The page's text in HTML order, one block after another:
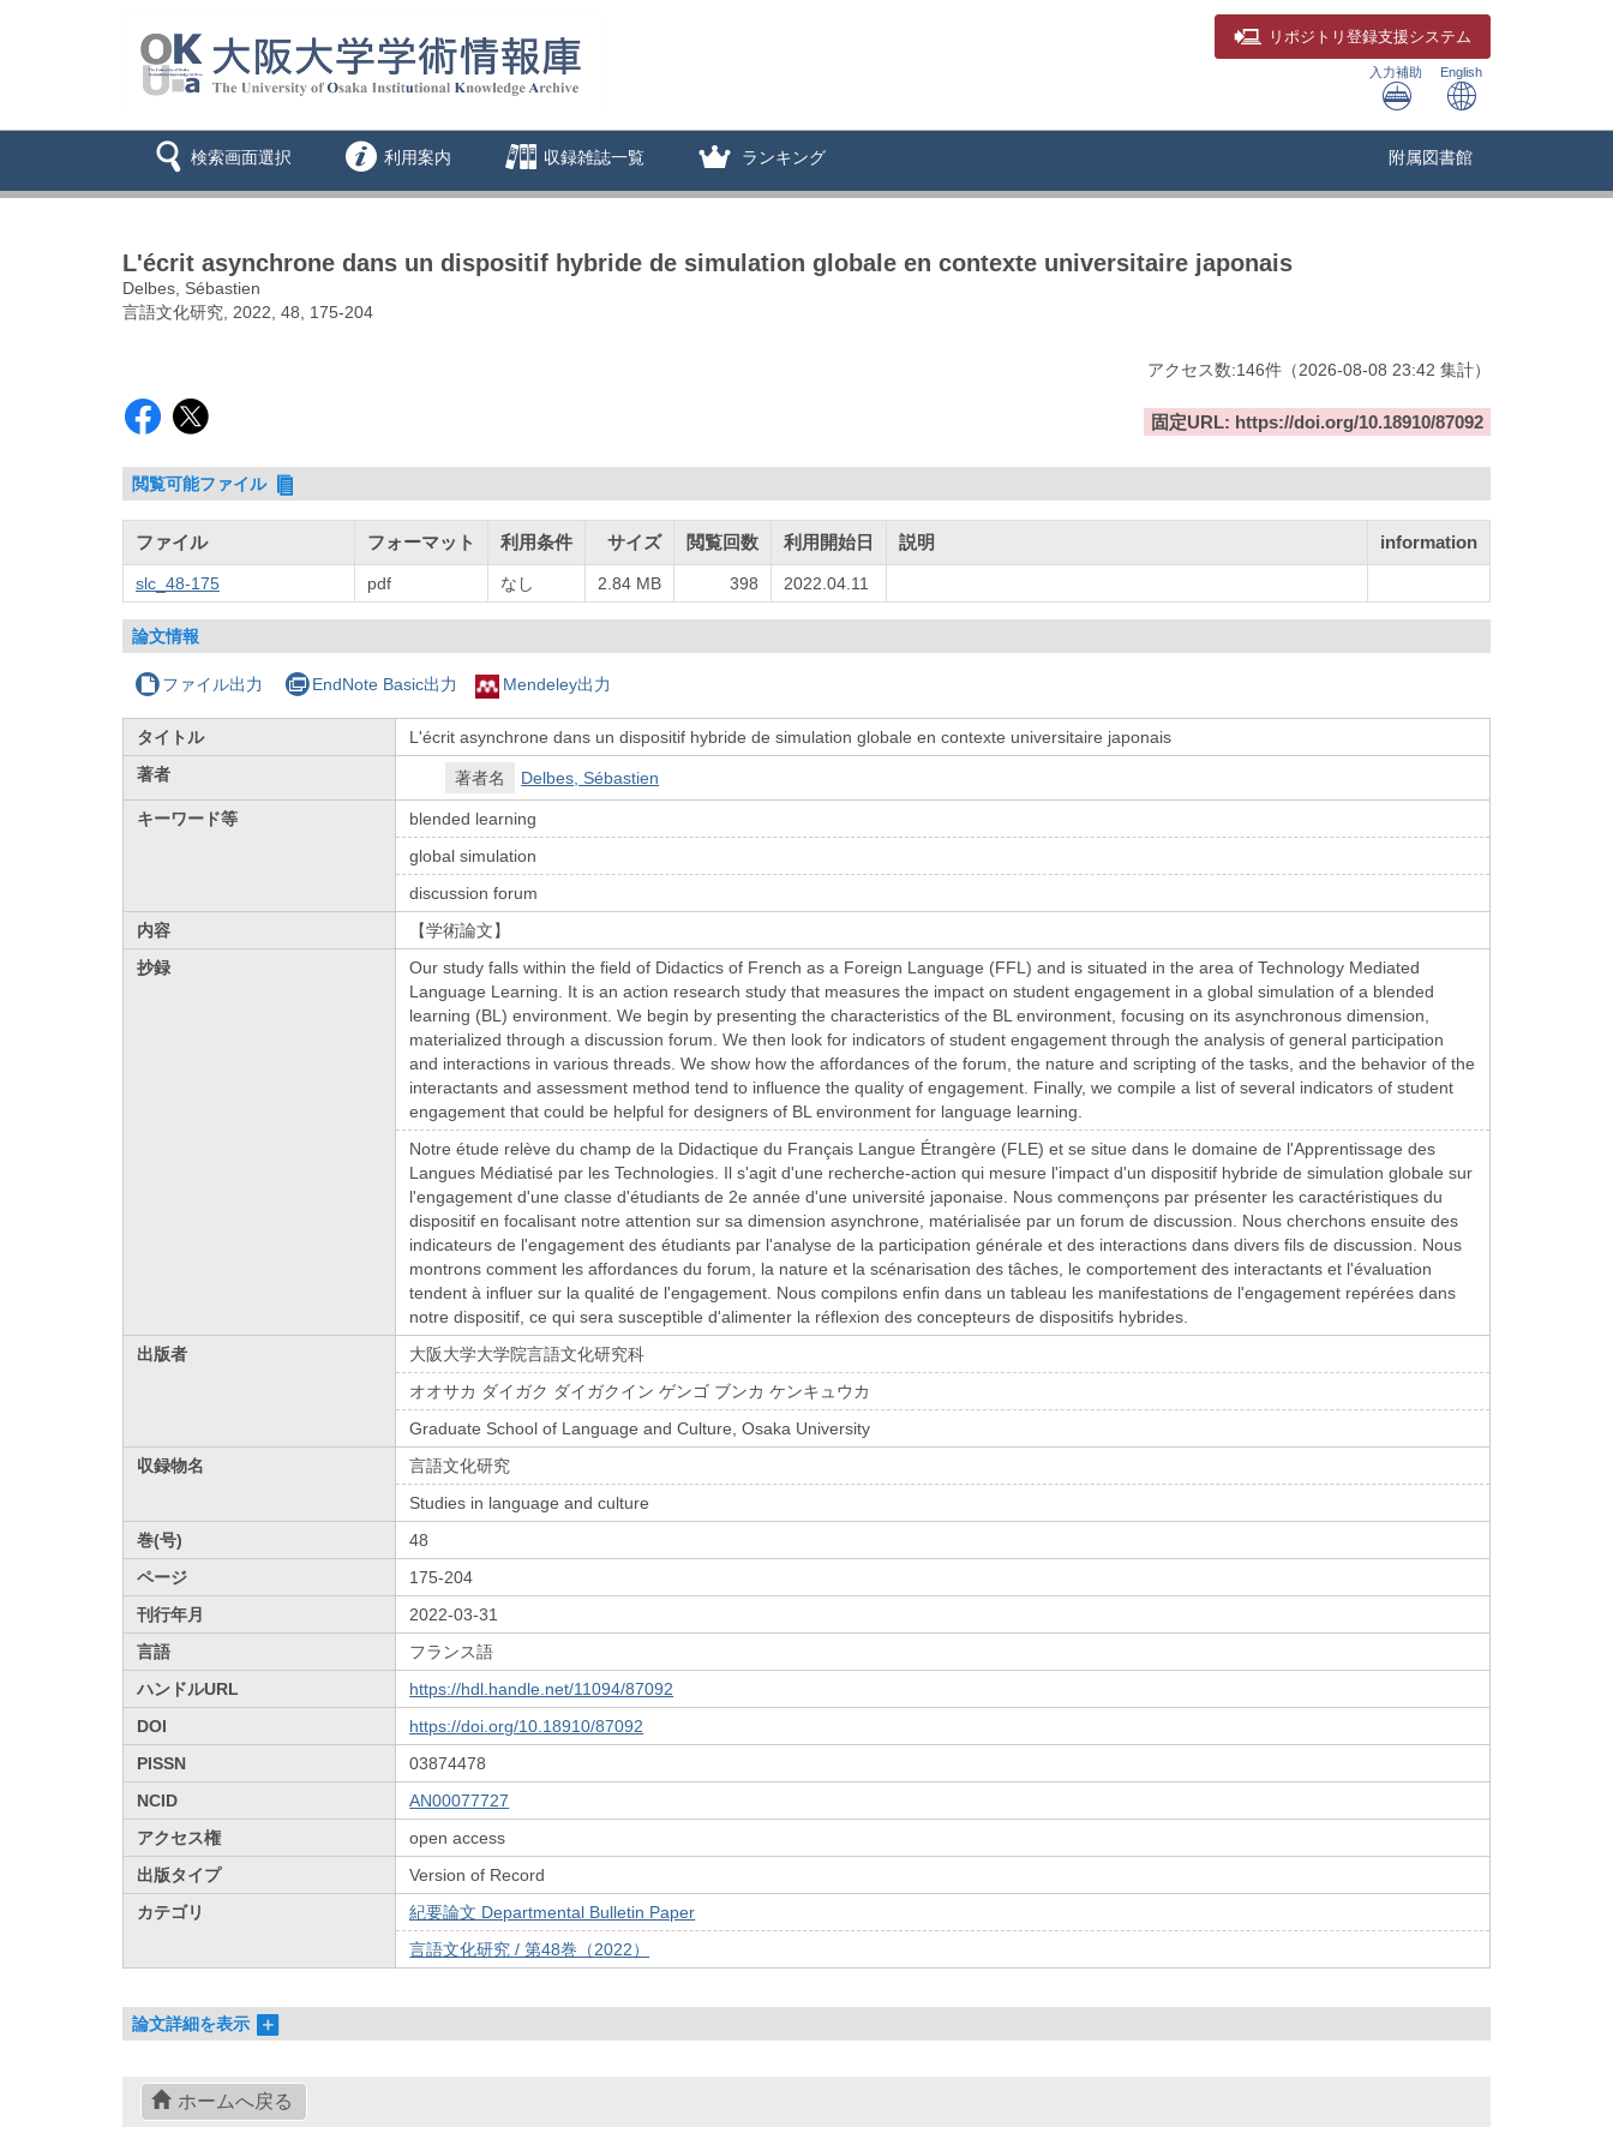
リポジトリ 登録支援システム
入力補助 English
検索画面選択 利用案内 収録雑誌一覧 ランキング 附属図書館
L'écrit asynchrone dans un dispositif hybride de simulation globale en contexte universitaire japonais
Delbes, Sébastien
言語文化研究, 2022, 48, 175-204
アクセス数:146件 （2026-08-08 23:42 集計）
固定URL: https://doi.org/10.18910/87092
閲覧可能ファイル
ファイル フォーマット 利用条件 サイズ 閲覧回数 利用開始日 説明 information
slc_48-175 pdf なし 2.84 MB 398 2022.04.11
論文情報
ファイル出力 EndNote Basic出力 Mendeley出力
タイトル
L'écrit asynchrone dans un dispositif hybride de simulation globale en contexte universitaire japonais
著者
著者名 Delbes, Sébastien
キーワード等
blended learning
global simulation
discussion forum
内容
【学術論文】
抄録
Our study falls within the field of Didactics of French as a Foreign Language (FFL) and is situated in the area of Technology Mediated
Language Learning. It is an action research study that measures the impact on student engagement in a global simulation of a blended
learning (BL) environment. We begin by presenting the characteristics of the BL environment, focusing on its asynchronous dimension,
materialized through a discussion forum. We then look for indicators of student engagement through the analysis of general participation
and interactions in various threads. We show how the affordances of the forum, the nature and scripting of the tasks, and the behavior of the
interactants and assessment method tend to influence the quality of engagement. Finally, we compile a list of several indicators of student
engagement that could be helpful for designers of BL environment for language learning.
Notre étude relève du champ de la Didactique du Français Langue Étrangère (FLE) et se situe dans le domaine de l'Apprentissage des
Langues Médiatisé par les Technologies. Il s'agit d'une recherche-action qui mesure l'impact d'un dispositif hybride de simulation globale sur
l'engagement d'une classe d'étudiants de 2e année d'une université japonaise. Nous commençons par présenter les caractéristiques du
dispositif en focalisant notre attention sur sa dimension asynchrone, matérialisée par un forum de discussion. Nous cherchons ensuite des
indicateurs de l'engagement des étudiants par l'analyse de la participation générale et des interactions dans divers fils de discussion. Nous
montrons comment les affordances du forum, la nature et la scénarisation des tâches, le comportement des interactants et l'évaluation
tendent à influer sur la qualité de l'engagement. Nous compilons enfin dans un tableau les manifestations de l'engagement repérées dans
notre dispositif, ce qui sera susceptible d'alimenter la réflexion des concepteurs de dispositifs hybrides.
出版者
大阪大学大学院言語文化研究科
オオサカ ダイガク ダイガクイン ゲンゴ ブンカ ケンキュウカ
Graduate School of Language and Culture, Osaka University
収録物名
言語文化研究
Studies in language and culture
巻(号)
48
ページ
175-204
刊行年月
2022-03-31
言語
フランス語
ハンドルURL
https://hdl.handle.net/11094/87092
DOI
https://doi.org/10.18910/87092
PISSN
03874478
NCID
AN00077727
アクセス権
open access
出版タイプ
Version of Record
カテゴリ
紀要論文 Departmental Bulletin Paper
言語文化研究 / 第48巻（2022）
論文詳細を表示
ホームへ戻る